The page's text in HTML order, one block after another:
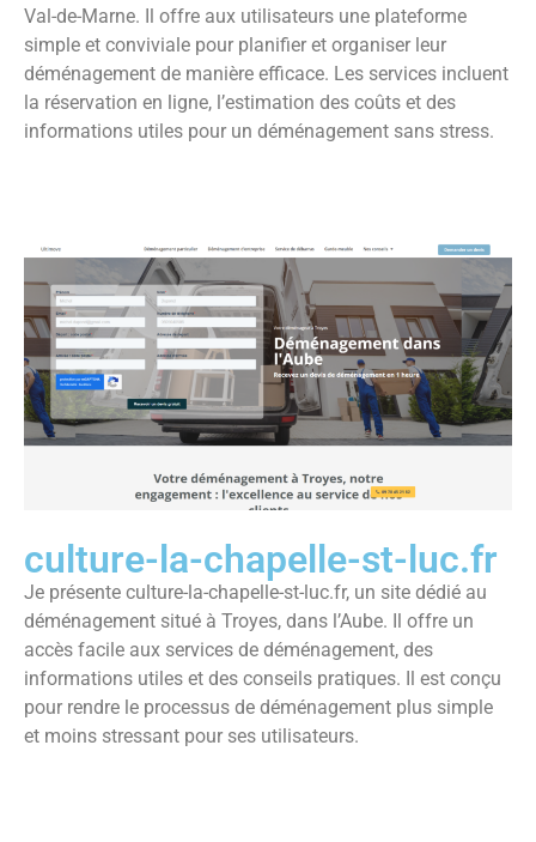
Val-de-Marne. Il offre aux utilisateurs une plateforme
simple et conviviale pour planifier et organiser leur
déménagement de manière efficace. Les services incluent
la réservation en ligne, l’estimation des coûts et des
informations utiles pour un déménagement sans stress.
culture-la-chapelle-st-luc.fr
Je présente culture-la-chapelle-st-luc.fr, un site dédié au
déménagement situé à Troyes, dans l’Aube. Il offre un
accès facile aux services de déménagement, des
informations utiles et des conseils pratiques. Il est conçu
pour rendre le processus de déménagement plus simple
et moins stressant pour ses utilisateurs.